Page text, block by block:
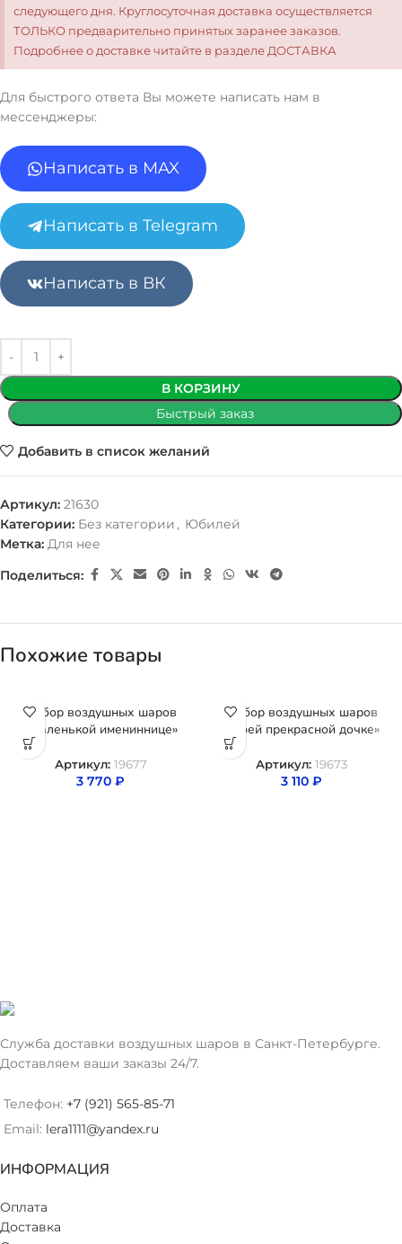
следующего дня. Круглосуточная доставка осуществляется
ТОЛЬКО предварительно принятых заранее заказов.
Подробнее о доставке читайте в разделе ДОСТАВКА
Для быстрого ответа Вы можете написать нам в
мессенджеры:
Написать в MAX
Написать в Telegram
Написать в ВК
В КОРЗИНУ
Быстрый заказ
Добавить в список желаний
Артикул: 21630
Категории: Без категории , Юбилей
Метка: Для нее
Поделиться:
Похожие товары
Набор воздушных шаров
«Маленькой имениннице»
Артикул: 19677
3 770 ₽
Набор воздушных шаров
«Моей прекрасной дочке»
Артикул: 19673
3 110 ₽
Служба доставки воздушных шаров в Санкт-Петербурге.
Доставляем ваши заказы 24/7.
Телефон: +7 (921) 565-85-71
Email: lera1111@yandex.ru
ИНФОРМАЦИЯ
Оплата
Доставка